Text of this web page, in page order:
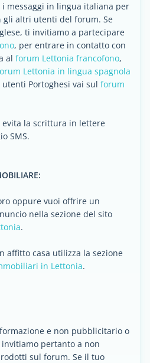
messaggi in lingua italiana per
gli altri utenti del forum. Se
ti invitiamo a partecipare
, per entrare in contatto con
al forum Lettonia francofono,
Lettonia in lingua spagnola
Portoghesi vai sul forum
la scrittura in lettere
SMS.
oppure vuoi offrire un
nella sezione del sito
.
affitto casa utilizza la sezione
in Lettonia.
e non pubblicitario o
pertanto a non
sul forum. Se il tuo